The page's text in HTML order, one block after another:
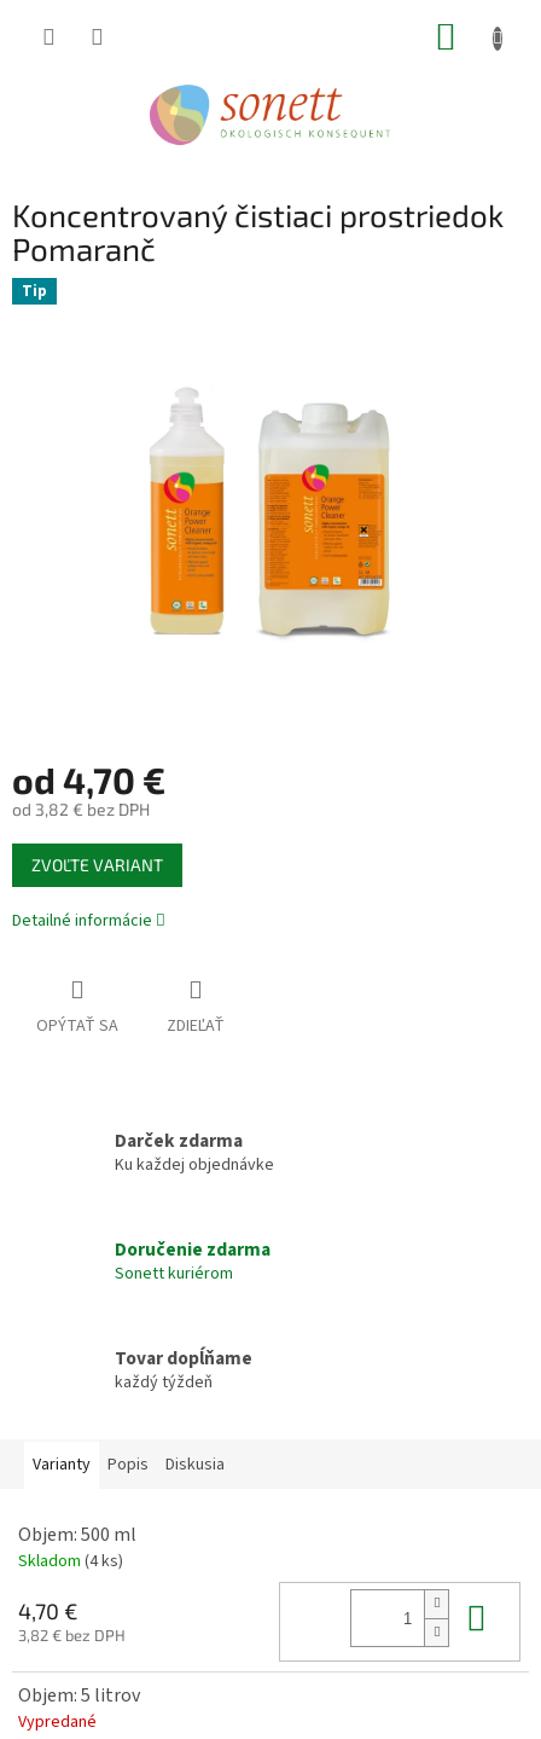
Koncentrovaný čistiaci prostriedok
Pomaranč
Tip
od 4,70 €
od 3,82 € bez DPH
Jednotková
cena:
ZVOĽTE VARIANT
Detailné informácie
OPÝTAŤ SA ZDIEĽAŤ
Darček zdarma
Ku každej objednávke
Doručenie zdarma
Sonett kuriérom
Tovar dopĺňame
každý týždeň
Varianty Popis Diskusia
Objem: 500 ml
Skladom (4 ks)
4,70 €
3,82 € bez DPH
Objem: 5 litrov
Vypredané